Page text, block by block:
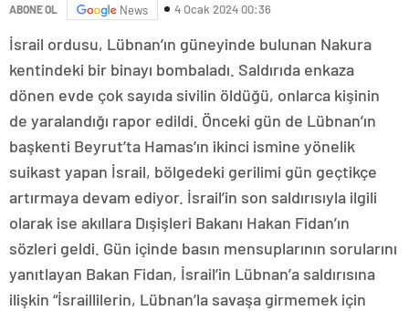
ABONE OL News 4 Ocak 2024 00:36
İsrail ordusu, Lübnan’ın güneyinde bulunan Nakura
kentindeki bir binayı bombaladı. Saldırıda enkaza
dönen evde çok sayıda sivilin öldüğü, onlarca kişinin
de yaralandığı rapor edildi. Önceki gün de Lübnan’ın
başkenti Beyrut’ta Hamas’ın ikinci ismine yönelik
suikast yapan İsrail, bölgedeki gerilimi gün geçtikçe
artırmaya devam ediyor. İsrail’in son saldırısıyla ilgili
olarak ise akıllara Dışişleri Bakanı Hakan Fidan’ın
sözleri geldi. Gün içinde basın mensuplarının sorularını
yanıtlayan Bakan Fidan, İsrail’in Lübnan’a saldırısına
ilişkin “İsraillilerin, Lübnan’la savaşa girmemek için